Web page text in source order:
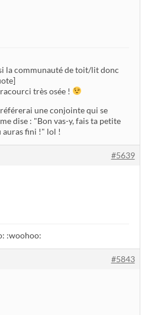
la communauté de toit/lit donc
très osée !
une conjointe qui se
dise : "Bon vas-y, fais ta petite
auras fini !" lol !
#5639
:woohoo:
#5843